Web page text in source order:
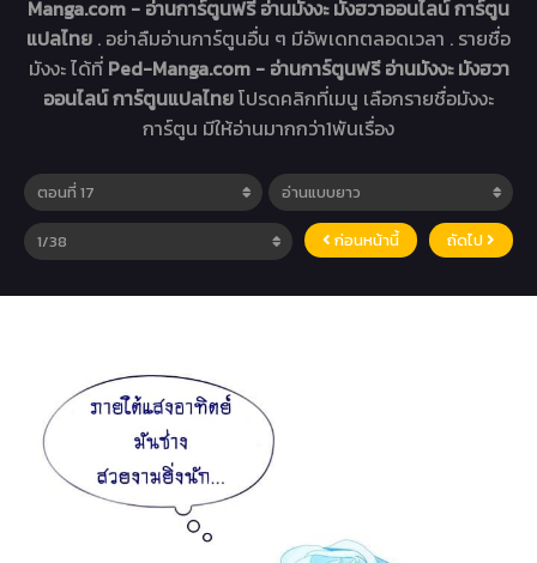
Manga.com - อ่านการ์ตูนฟรี อ่านมังงะ มังฮวาออนไลน์ การ์ตูน
แปลไทย . อย่าลืมอ่านการ์ตูนอื่น ๆ มีอัพเดทตลอดเวลา . รายชื่อ
มังงะ ได้ที่ Ped-Manga.com - อ่านการ์ตูนฟรี อ่านมังงะ มังฮวา
ออนไลน์ การ์ตูนแปลไทยโปรดคลิกที่เมนู เลือกรายชื่อมังงะ
การ์ตูน มีให้อ่านมากกว่า1พันเรื่อง
ก่อนหน้านี้ ถัดไป